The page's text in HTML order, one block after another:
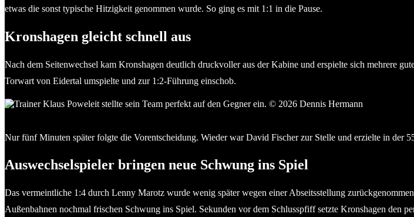
etwas die sonst typische Hitzigkeit genommen wurde. So ging es mit 1:1 in die Pause.
Kronshagen gleicht schnell aus
Nach dem Seitenwechsel kam Kronshagen deutlich druckvoller aus der Kabine und erspielte sich mehrere
Torwart von Eidertal umspielte und zur 1:2-Führung einschob.
Nur fünf Minuten später folgte die Vorentscheidung. Wieder war David Fischer zur Stelle und erzielte in der
Auswechselspieler bringen neue Schwung ins Spiel
Das vermeintliche 1:4 durch Lenny Marotz wurde wenig später wegen einer Abseitsstellung
Außenbahnen nochmal frischen Schwung ins Spiel. Sekunden vor dem Schlusspfiff setzte Kronshagen den